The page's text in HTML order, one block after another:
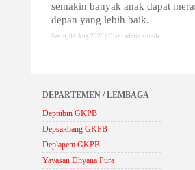
semakin banyak anak dapat
depan yang lebih baik.
Senin, 04 Aug 2025 | Oleh: admin sinode
DEPARTEMEN / LEMBAGA
Deptubin GKPB
Depsakbang GKPB
Deplapem GKPB
Yayasan Dhyana Pura